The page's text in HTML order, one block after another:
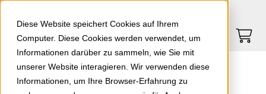
Diese Website speichert Cookies auf Ihrem
Computer. Diese Cookies werden verwendet, um
Informationen darüber zu sammeln, wie Sie mit
unserer Website interagieren. Wir verwenden diese
Informationen, um Ihre Browser-Erfahrung zu
Springe zu Hauptinhalt Springe zum Footer
0